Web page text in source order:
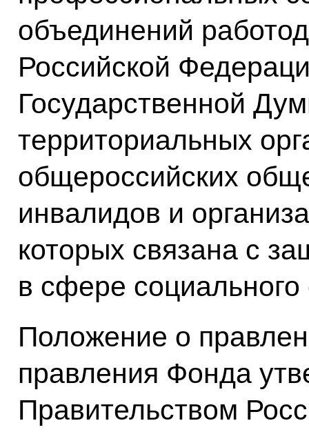
объединений
Российской
Государственной
территориальных
общероссийских
инвалидов и
которых связана с
в сфере социального
Положение о
правления Фонда
Правительством